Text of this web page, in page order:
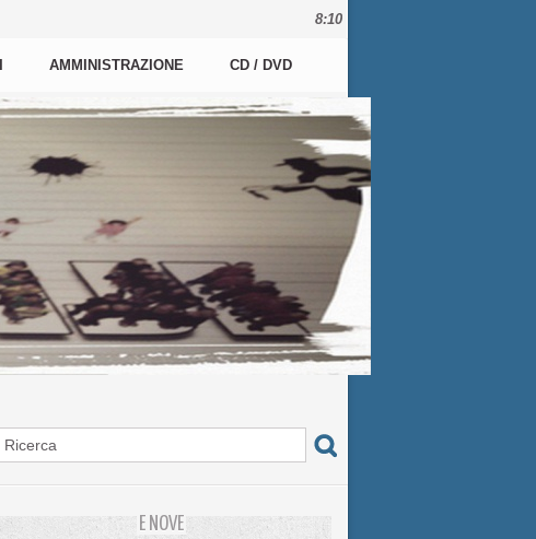
8:10
AMMINISTRAZIONE CD / DVD
E NOVE